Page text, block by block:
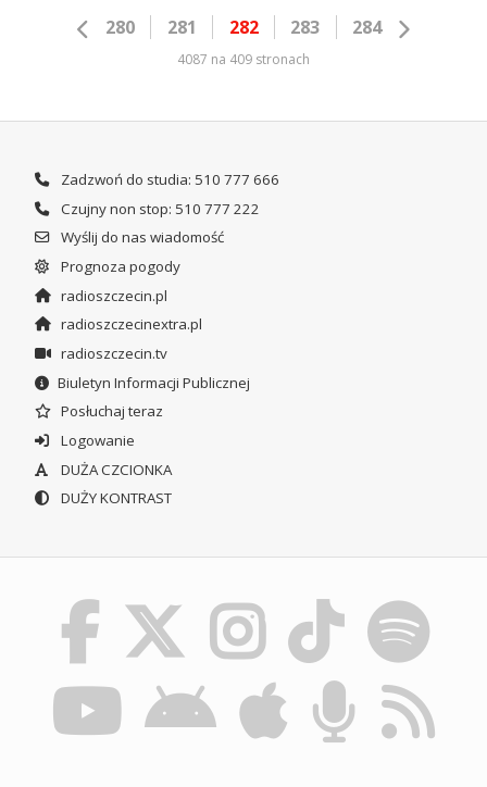
280 281 282 283 284
4087 na 409 stronach
Zadzwoń do studia: 510 777 666
Czujny non stop: 510 777 222
Wyślij do nas wiadomość
Prognoza pogody
radioszczecin.pl
radioszczecinextra.pl
radioszczecin.tv
Biuletyn Informacji Publicznej
Posłuchaj teraz
Logowanie
DUŻA CZCIONKA
DUŻY KONTRAST